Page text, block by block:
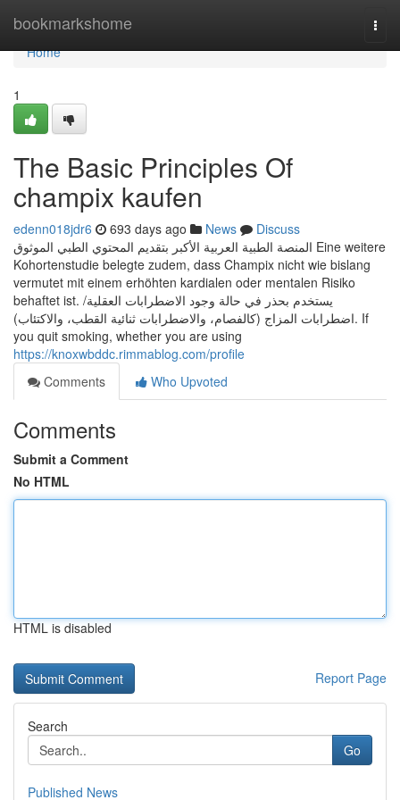
bookmarkshome
Home
Home
1
The Basic Principles Of
champix kaufen
edenn018jdr6 693 days ago News
Discuss
المنصة الطبية العربية الأكبر بتقديم المحتوي الطبي الموثوق Eine weitere
Kohortenstudie belegte zudem, dass Champix nicht wie bislang
vermutet mit einem erhöhten kardialen oder mentalen Risiko
behaftet ist. يستخدم بحذر في حالة وجود الاضطرابات العقلية/
اضطرابات المزاج (كالفصام، والاضطرابات ثنائية القطب، والاكتئاب). If
you quit smoking, whether you are using
https://knoxwbddc.rimmablog.com/profile
Comments
Who Upvoted
Comments
Submit a Comment
No HTML
HTML is disabled
Report Page
Search
Go
Published News